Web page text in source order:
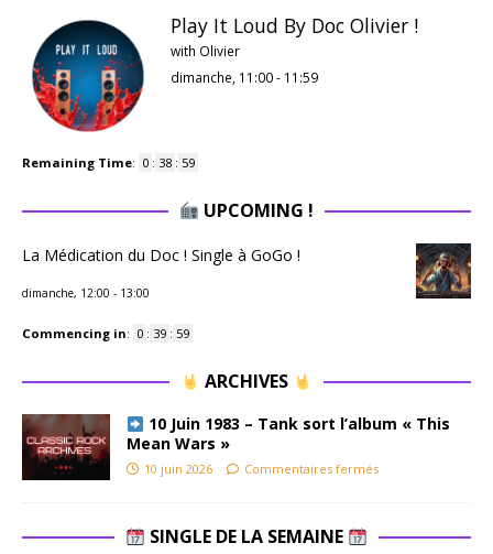
Play It Loud By Doc Olivier !
with Olivier
dimanche, 11:00- 11:59
Remaining Time: 0 : 38 : 58
UPCOMING !
La Médication du Doc ! Single à GoGo !
dimanche, 12:00 - 13:00
Commencing in: 0 : 39 : 58
ARCHIVES
10 Juin 1983 – Tank sort l’album « This
Mean Wars »
10 juin 2026 Commentaires fermés
SINGLE DE LA SEMAINE